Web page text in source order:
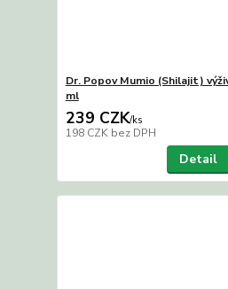
Dr. Popov Mumio (Shilajit)
ml
239 CZK/ks
198 CZK bez DPH
Detail